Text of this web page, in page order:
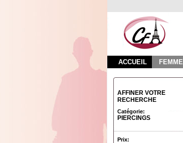
ACCUEIL FEMME
AFFINER VOTRE
RECHERCHE
Catégorie:
PIERCINGS
Prix: